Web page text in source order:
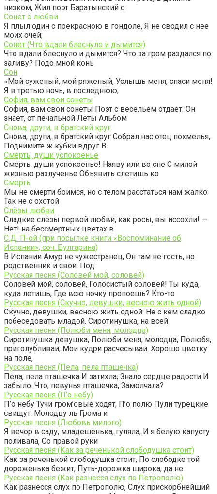
низком, Жил поэт Баратынский с
Сонет о любви
Я плыл один с прекрасною в гондоле, Я не сводил с нее
моих очей;
Сонет (Что вдали блеснуло и дымится)
Что вдали блеснуло и дымится? Что за гром раздался по
заливу? Подо мной конь
Сон
«Мой суженый, мой ряженый, Услышь меня, спаси меня!
Я в третью ночь, в последнюю,
София, вам свои сонеты
София, вам свои сонеты Поэт с весельем отдает: Он
знает, от печальной Леты Альбом
Снова, други, в братский круг
Снова, други, в братский круг Собрал нас отец похмелья,
Поднимите ж кубки вдруг В
Смерть, души успокоенье
Смерть, души успокоенье! Наяву или во сне С милой
жизнью разлученье Объявить слетишь ко
Смерть
Мы не смерти боимся, но с телом расстаться нам жалко:
Так не с охотой
Слёзы любви
Сладкие слёзы первой любви, как росы, вы иссохли! —
Нет! на бессмертных цветах в
С.Д. П-ой (при посылке книги «Воспоминание об
Испании», соч. Булгарина)
В Испании Амур не чужестранец, Он там не гость, но
родственник и свой, Под
Русская песня (Соловей мой, соловей)
Соловей мой, соловей, Голосистый соловей! Ты куда,
куда летишь, Где всю ночку пропоешь? Кто-то
Русская песня (Скучно, девушки, весною жить одной)
Скучно, девушки, весною жить одной: Не с кем сладко
побеседовать младой. Сиротинушка, на всей
Русская песня (Полюби меня, молодца)
Сиротинушка девушка, Полюби меня, молодца, Полюбя,
приголубливай, Мои кудри расчесывай. Хорошо цветку
на поле,
Русская песня (Пела, пела пташечка)
Пела, пела пташечка И затихла; Знало сердце радости И
забыло. Что, певунья пташечка, Замолчала?
Русская песня (П’о небу)
П’о небу Тучи гром’овые ходят; П’о полю Пули турецкие
свищут. Молодцу ль Грома и
Русская песня (Любовь милого)
Я вечор в саду, младешенька, гуляла, И я белую капусту
поливала, Со правой руки
Русская песня (Как за реченькой слободушка стоит)
Как за реченькой слободушка стоит, По слободке той
дороженька бежит, Путь-дорожка широка, да не
Русская песня (Как разнесся слух по Петрополю)
Как разнесся слух по Петрополю, Слух прискорбнейший